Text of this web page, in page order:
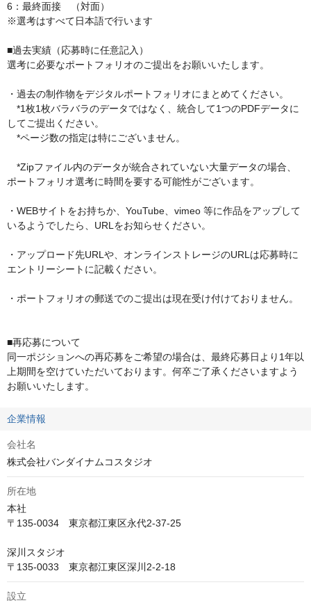
6：最終面接　（対面﻿）
※選考はすべて日本語で行います
■過去実績（応募時に任意記入）
選考に必要なポートフォリオのご提出をお願いいたします。
・過去の制作物をデジタルポートフォリオにまとめてください。
*1枚1枚バラバラのデータではなく、統合して1つのPDFデータに
してご提出ください。
*ページ数の指定は特にございません。
*Zipファイル内のデータが統合されていない大量データの場合、
ポートフォリオ選考に時間を要する可能性がございます。
・WEBサイトをお持ちか、YouTube、vimeo 等に作品をアップして
いるようでしたら、URLをお知らせください。
・アップロード先URLや、オンラインストレージのURLは応募時に
エントリーシートに記載ください。
・ポートフォリオの郵送でのご提出は現在受け付けておりません。
■再応募について
同一ポジションへの再応募をご希望の場合は、最終応募日より1年以
上期間を空けていただいております。何卒ご了承くださいますよう
お願いいたします。
企業情報
会社名
株式会社バンダイナムコスタジオ
所在地
本社
〒135-0034　東京都江東区永代2-37-25
深川スタジオ
〒135-0033　東京都江東区深川2-2-18
設立